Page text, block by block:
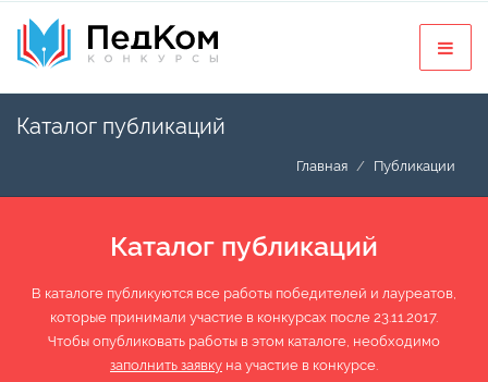
Каталог публикаций
Главная Публикации
Каталог публикаций
В каталоге публикуются все работы победителей и лауреатов,
которые принимали участие в конкурсах после 23.11.2017.
Чтобы опубликовать работы в этом каталоге, необходимо
заполнить заявку на участие в конкурсе.